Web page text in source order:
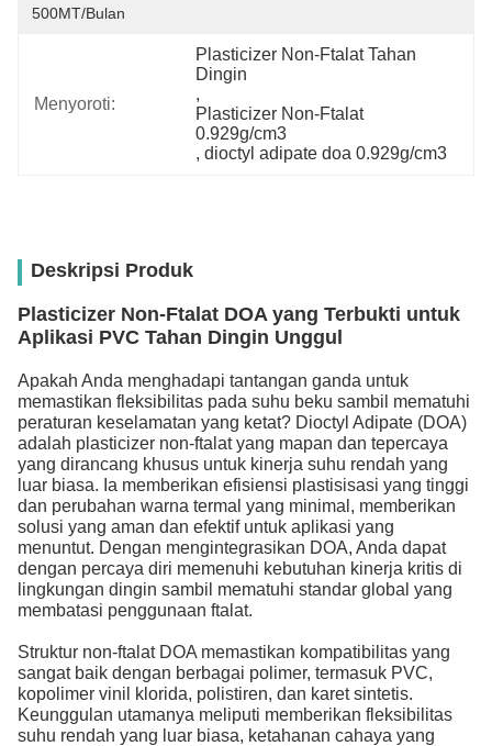
500MT/Bulan
Menyoroti:
Plasticizer Non-Ftalat Tahan
Dingin
,
Plasticizer Non-Ftalat
0.929g/cm3
, dioctyl adipate doa 0.929g/cm3
Deskripsi Produk
Plasticizer Non-Ftalat DOA yang Terbukti untuk
Aplikasi PVC Tahan Dingin Unggul
Apakah Anda menghadapi tantangan ganda untuk
memastikan fleksibilitas pada suhu beku sambil mematuhi
peraturan keselamatan yang ketat? Dioctyl Adipate (DOA)
adalah plasticizer non-ftalat yang mapan dan tepercaya
yang dirancang khusus untuk kinerja suhu rendah yang
luar biasa. Ia memberikan efisiensi plastisisasi yang tinggi
dan perubahan warna termal yang minimal, memberikan
solusi yang aman dan efektif untuk aplikasi yang
menuntut. Dengan mengintegrasikan DOA, Anda dapat
dengan percaya diri memenuhi kebutuhan kinerja kritis di
lingkungan dingin sambil mematuhi standar global yang
membatasi penggunaan ftalat.
Struktur non-ftalat DOA memastikan kompatibilitas yang
sangat baik dengan berbagai polimer, termasuk PVC,
kopolimer vinil klorida, polistiren, dan karet sintetis.
Keunggulan utamanya meliputi memberikan fleksibilitas
suhu rendah yang luar biasa, ketahanan cahaya yang